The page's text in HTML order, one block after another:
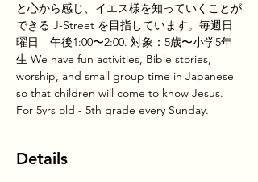
と心から感じ、イエス様を知っていくことが
できる J-Street を目指しています。毎週日
曜日 午後1:00〜2:00. 対象：5歳〜小学5年
生 We have fun activities, Bible stories,
worship, and small group time in Japanese
so that children will come to know Jesus.
For 5yrs old - 5th grade every Sunday.
Details